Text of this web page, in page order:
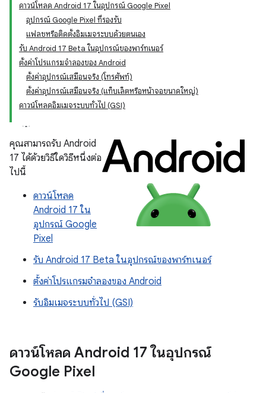
ดาวน์โหลด Android 17 ในอุปกรณ์ Google Pixel
อุปกรณ์ Google Pixel ที่รองรับ
แฟลชหรือติดตั้งอิมเมจระบบด้วยตนเอง
รับ Android 17 Beta ในอุปกรณ์ของพาร์ทเนอร์
ตั้งค่าโปรแกรมจำลองของ Android
ตั้งค่าอุปกรณ์เสมือนจริง (โทรศัพท์)
ตั้งค่าอุปกรณ์เสมือนจริง (แท็บเล็ตหรือหน้าจอขนาดใหญ่)
ดาวน์โหลดอิมเมจระบบทั่วไป (GSI)
คุณสามารถรับ Android
17 ได้ด้วยวิธีใดวิธีหนึ่งต่อ
ไปนี้
ดาวน์โหลด
Android 17 ใน
อุปกรณ์ Google
Pixel
รับ Android 17 Beta ในอุปกรณ์ของพาร์ทเนอร์
ตั้งค่าโปรแกรมจำลองของ Android
รับอิมเมจระบบทั่วไป (GSI)
ดาวน์โหลด Android 17 ในอุปกรณ์
Google Pixel